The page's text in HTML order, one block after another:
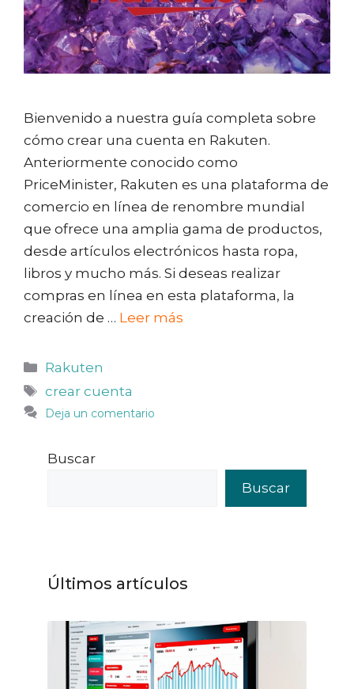
Bienvenido a nuestra guía completa sobre
cómo crear una cuenta en Rakuten.
Anteriormente conocido como
PriceMinister, Rakuten es una plataforma de
comercio en línea de renombre mundial
que ofrece una amplia gama de productos,
desde artículos electrónicos hasta ropa,
libros y mucho más. Si deseas realizar
compras en línea en esta plataforma, la
creación de … Leer más
Categorías
Rakuten
Etiquetas
crear cuenta
Deja un comentario
Buscar
Buscar
Últimos artículos